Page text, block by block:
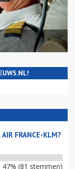
FRANCE-KLM?
47% (81 stemmen)